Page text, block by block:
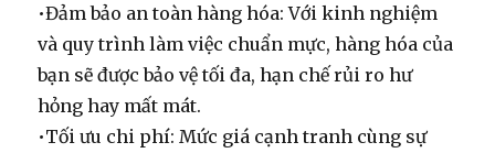
•Đảm bảo an toàn hàng hóa: Với kinh nghiệm
và quy trình làm việc chuẩn mực, hàng hóa của
bạn sẽ được bảo vệ tối đa, hạn chế rủi ro hư
hỏng hay mất mát.
•Tối ưu chi phí: Mức giá cạnh tranh cùng sự